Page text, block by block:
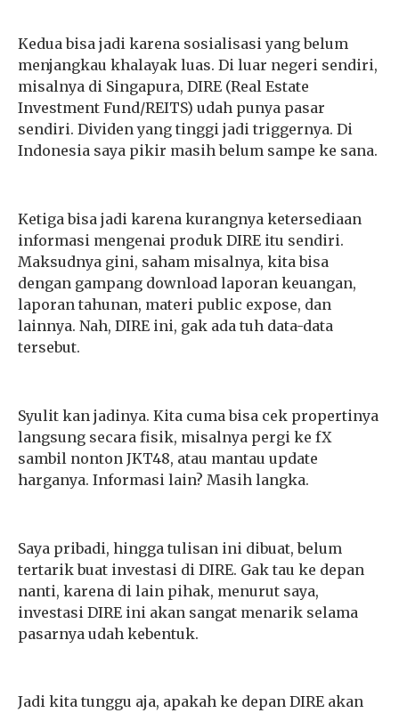
Kedua bisa jadi karena sosialisasi yang belum
menjangkau khalayak luas. Di luar negeri sendiri,
misalnya di Singapura, DIRE (Real Estate
Investment Fund/REITS) udah punya pasar
sendiri. Dividen yang tinggi jadi triggernya. Di
Indonesia saya pikir masih belum sampe ke sana.
Ketiga bisa jadi karena kurangnya ketersediaan
informasi mengenai produk DIRE itu sendiri.
Maksudnya gini, saham misalnya, kita bisa
dengan gampang download laporan keuangan,
laporan tahunan, materi public expose, dan
lainnya. Nah, DIRE ini, gak ada tuh data-data
tersebut.
Syulit kan jadinya. Kita cuma bisa cek propertinya
langsung secara fisik, misalnya pergi ke fX
sambil nonton JKT48, atau mantau update
harganya. Informasi lain? Masih langka.
Saya pribadi, hingga tulisan ini dibuat, belum
tertarik buat investasi di DIRE. Gak tau ke depan
nanti, karena di lain pihak, menurut saya,
investasi DIRE ini akan sangat menarik selama
pasarnya udah kebentuk.
Jadi kita tunggu aja, apakah ke depan DIRE akan